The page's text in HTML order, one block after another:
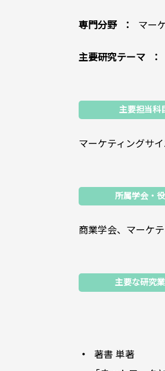
専門分野 マー
主要研究テーマ
主要担当科
マーケティングサ
所属学会・
商業学会、マーケ
主要な研究
著書 単著